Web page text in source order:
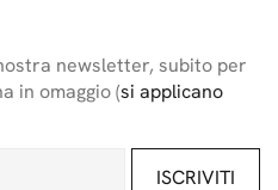
newsletter, subito per
in omaggio (si applicano
ISCRIVITI